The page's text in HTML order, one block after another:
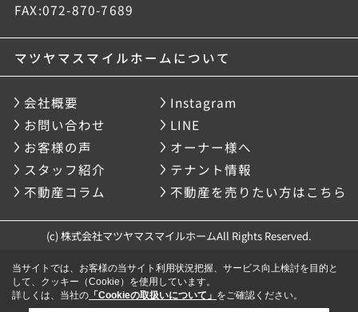
FAX:072-870-7689
マツヤマスマイルホームについて
会社概要
Instagram
お問い合わせ
LINE
お客様の声
オーナー様へ
スタッフ紹介
テナント情報
不動産コラム
不動産を売りたい方はこちら
(c) 株式会社マツヤマスマイルホームAll Rights Reserved.
当サイトでは、お客様の当サイト利用状況把握、サービス向上検討を目的と
して、クッキー（Cookie）を使用しています。
詳しくは、当社の 「Cookieの取扱いについて」 をご確認ください。